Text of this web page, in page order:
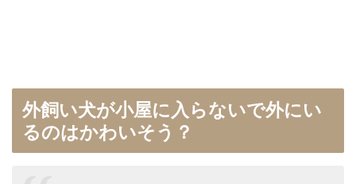
外飼い犬が小屋に入らないで外にい
るのはかわいそう？